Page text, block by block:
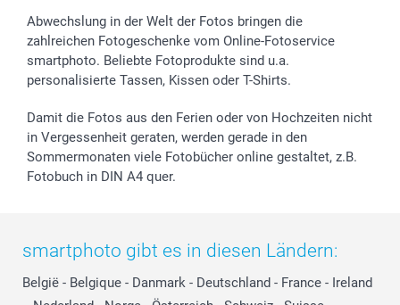
Abwechslung in der Welt der Fotos bringen die
zahlreichen Fotogeschenke vom Online-Fotoservice
smartphoto. Beliebte Fotoprodukte sind u.a.
personalisierte Tassen, Kissen oder T-Shirts.
Damit die Fotos aus den Ferien oder von Hochzeiten nicht
in Vergessenheit geraten, werden gerade in den
Sommermonaten viele Fotobücher online gestaltet, z.B.
Fotobuch in DIN A4 quer.
smartphoto gibt es in diesen Ländern:
België - Belgique - Danmark - Deutschland - France - Ireland